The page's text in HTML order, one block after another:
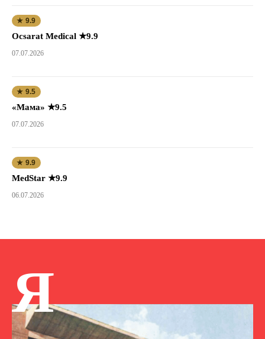
★ 9.9
Ocsarat Medical ★9.9
07.07.2026
★ 9.5
«Мама» ★9.5
07.07.2026
★ 9.9
MedStar ★9.9
06.07.2026
Я